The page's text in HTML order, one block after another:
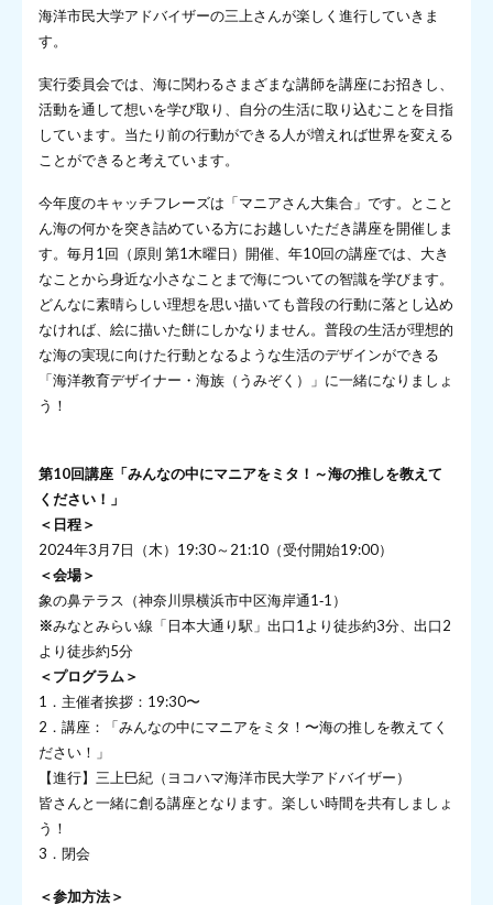
海洋市民大学アドバイザーの三上さんが楽しく進行していきま
す。
実行委員会では、海に関わるさまざまな講師を講座にお招きし、
活動を通して想いを学び取り、自分の生活に取り込むことを目指
しています。当たり前の行動ができる人が増えれば世界を変える
ことができると考えています。
今年度のキャッチフレーズは「マニアさん大集合」です。とこと
ん海の何かを突き詰めている方にお越しいただき講座を開催しま
す。毎月1回（原則 第1木曜日）開催、年10回の講座では、大き
なことから身近な小さなことまで海についての智識を学びます。
どんなに素晴らしい理想を思い描いても普段の行動に落とし込め
なければ、絵に描いた餅にしかなりません。普段の生活が理想的
な海の実現に向けた行動となるような生活のデザインができる
「海洋教育デザイナー・海族（うみぞく）」に一緒になりましょ
う！
第10回講座 「みんなの中にマニアをミタ！～海の推しを教えて
ください！」
＜日程＞
2024年3月7日（木）19:30～21:10（受付開始19:00）
＜会場＞
象の鼻テラス（神奈川県横浜市中区海岸通1‐1）
※みなとみらい線「日本大通り駅」出口1より徒歩約3分、出口2
より徒歩約5分
＜プログラム＞
1．主催者挨拶：19:30〜
2．講座：「みんなの中にマニアをミタ！〜海の推しを教えてく
ださい！」
【進行】三上巳紀（ヨコハマ海洋市民大学アドバイザー）
皆さんと一緒に創る講座となります。楽しい時間を共有しましょ
う！
3．閉会
＜参加方法＞